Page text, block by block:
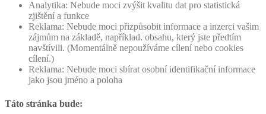
Analytika: Nebude moci zvýšit kvalitu dat pro statistická
zjištění a funkce
Reklama: Nebude moci přizpůsobit informace a inzerci vašim
zájmům na základě, například. obsahu, který jste předtím
navštívili. (Momentálně nepoužíváme cílení nebo cookies
cílení.)
Reklama: Nebude moci sbírat osobní identifikační informace
jako jsou jméno a poloha
Táto stránka bude: